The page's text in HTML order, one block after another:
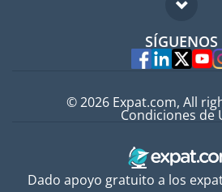
Trabajos en el
FAQ
Expertos
SÍGUENOS
Dado apoyo gratuito a los
© 2026 Expat.com, All
Condiciones de